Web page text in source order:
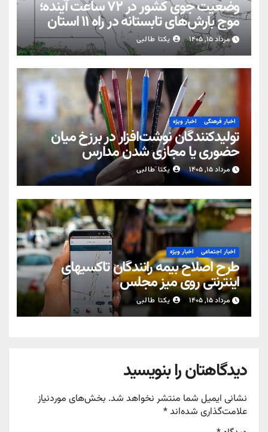
وضعیت جوی کشور در ۷۲ ساعت آینده؛
موج بارش‌های تابستانه در راه ۱۱ استان
مرداد ۱۵, ۱۴۰۵ یکتا طالبی
اخبار فرهنگی اخبار ویژه
تولیدکنندگان نوشت‌افزار در برزخ میان
حضوری یا مجازی شدن مدارس
مرداد ۱۵, ۱۴۰۵ یکتا طالبی
اخبار اجتماعی اخبار ویژه
طرح اصلاح بیمه رانندگان تاکسیهای
اینترنتی روی میز مجلس
مرداد ۱۵, ۱۴۰۵ یکتا طالبی
دیدگاهتان را بنویسید
نشانی ایمیل شما منتشر نخواهد شد. بخش‌های موردنیاز
علامت‌گذاری شده‌اند*